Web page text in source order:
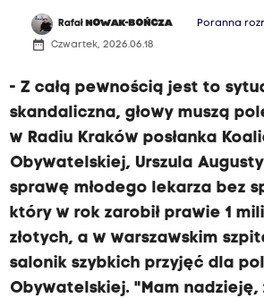
Rafał NOWAK-BOŃCZA Poranna
date_range Czwartek, 2026.06.18
- Z całą pewnością jest to
skandaliczna, głowy muszą
w Radiu Kraków posłanka
Obywatelskiej, Urszula
sprawę młodego lekarza bez
który w rok zarobił prawie 1
złotych, a w warszawskim
salonik szybkich przyjęć dla
Obywatelskiej. "Mam nadzieję,